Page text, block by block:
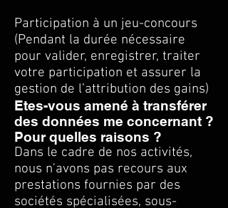
Participation à un jeu-concours
(Pendant la durée nécessaire
pour valider, enregistrer, traiter
votre participation et assurer la
gestion de l’attribution des gains)
Etes-vous amené à transférer
des données me concernant ?
Pour quelles raisons ?
Dans le cadre de nos activités,
nous n'avons pas recours aux
prestations fournies par des
sociétés spécialisées, sous-